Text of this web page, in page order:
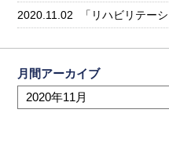
2020.11.02 「リハビリテー
月間アーカイブ